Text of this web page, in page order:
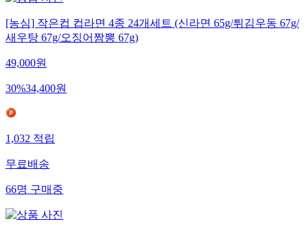
[농심] 작은컵 컵라면 4종 24개세트 (신라면 65g/튀김우동 67g/
새우탕 67g/오징어짬뽕 67g)
49,000원
30%34,400원
1,032적립
무료배송
66명구매중